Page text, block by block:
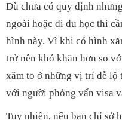
Dù chưa có quy định
ngoài hoặc đi du học thì
hình này. Vì khi có hình
trở nên khó khăn hơn so
xăm to ở những vị trí dễ lộ
với người phỏng vấn visa
Tuy nhiên, nếu bạn chỉ sở